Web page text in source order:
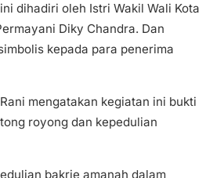
dihadiri oleh Istri Wakil Wali Kota
Diky Chandra. Dan
kepada para penerima
mengatakan kegiatan ini bukti
royong dan kepedulian
bakrie amanah dalam